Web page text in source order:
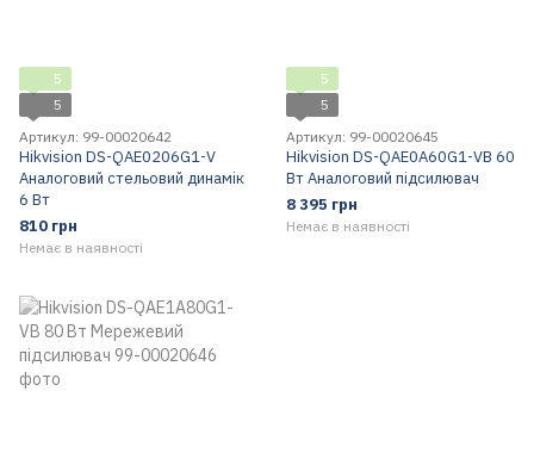
5
5
Артикул: 99-00020642
Hikvision DS-QAE0206G1-V
Аналоговий стельовий динамік
6 Вт
810 грн
Немає в наявності
5
5
Артикул: 99-00020645
Hikvision DS-QAE0A60G1-VB 60
Вт Аналоговий підсилювач
8 395 грн
Немає в наявності